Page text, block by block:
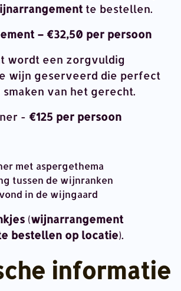
te bestellen.
– €32,50 per persoon
wordt een zorgvuldig
wijn geserveerd die perfect
van het gerecht.
- €125 per persoon
met aspergethema
tussen de wijnranken
in de wijngaard
(wijnarrangement
bestellen op locatie).
informatie